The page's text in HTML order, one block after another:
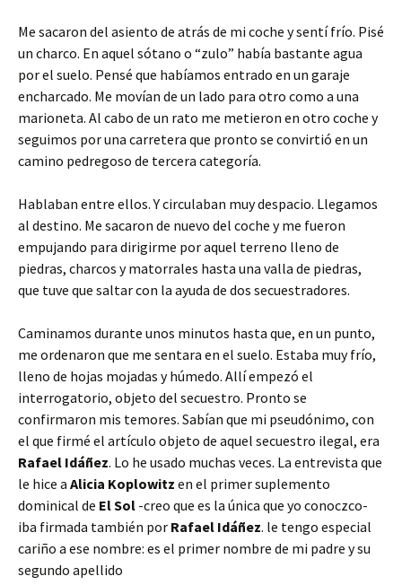
Me sacaron del asiento de atrás de mi coche y sentí frío. Pisé
un charco. En aquel sótano o “zulo” había bastante agua
por el suelo. Pensé que habíamos entrado en un garaje
encharcado. Me movían de un lado para otro como a una
marioneta. Al cabo de un rato me metieron en otro coche y
seguimos por una carretera que pronto se convirtió en un
camino pedregoso de tercera categoría.
Hablaban entre ellos. Y circulaban muy despacio. Llegamos
al destino. Me sacaron de nuevo del coche y me fueron
empujando para dirigirme por aquel terreno lleno de
piedras, charcos y matorrales hasta una valla de piedras,
que tuve que saltar con la ayuda de dos secuestradores.
Caminamos durante unos minutos hasta que, en un punto,
me ordenaron que me sentara en el suelo. Estaba muy frío,
lleno de hojas mojadas y húmedo. Allí empezó el
interrogatorio, objeto del secuestro. Pronto se
confirmaron mis temores. Sabían que mi pseudónimo, con
el que firmé el artículo objeto de aquel secuestro ilegal, era
Rafael Idáñez. Lo he usado muchas veces. La entrevista que
le hice a Alicia Koplowitz en el primer suplemento
dominical de El Sol -creo que es la única que yo conoczco-
iba firmada también por Rafael Idáñez. le tengo especial
cariño a ese nombre: es el primer nombre de mi padre y su
segundo apellido